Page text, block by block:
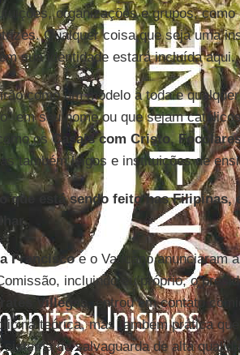
organizações e grupos,
Qualquer coisa que seja uma
sua identidade estará incluída aqui.
como um modelo a toda e
em seu nome ou que sejam
osCasais com Cristo,
também leigos e instituições de
que está sendo feito nas Filipinas,
Franciscoe o Vaticano anunciaram
incluindo eu próprio, o
Villegas, entrou em contato
teórica, mas também prática
de salvaguarda de alta